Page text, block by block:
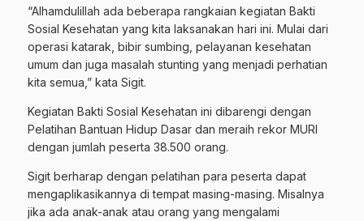
“Alhamdulillah ada beberapa rangkaian kegiatan Bakti
Sosial Kesehatan yang kita laksanakan hari ini. Mulai dari
operasi katarak, bibir sumbing, pelayanan kesehatan
umum dan juga masalah stunting yang menjadi perhatian
kita semua,” kata Sigit.
Kegiatan Bakti Sosial Kesehatan ini dibarengi dengan
Pelatihan Bantuan Hidup Dasar dan meraih rekor MURI
dengan jumlah peserta 38.500 orang.
Sigit berharap dengan pelatihan para peserta dapat
mengaplikasikannya di tempat masing-masing. Misalnya
jika ada anak-anak atau orang yang mengalami